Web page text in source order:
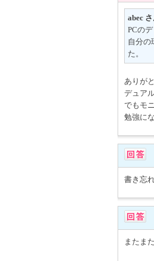
abec
PCの
自分の
た。
ありが
デュア
でもモ
勉強に
書き忘
またま